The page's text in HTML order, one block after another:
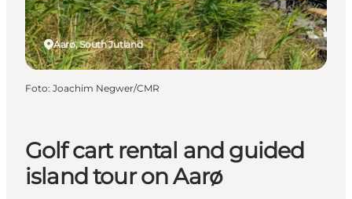
Golf cart rental and guided
island tour on Aarø
Aarø, South Jutland
Foto: Joachim Negwer/CMR